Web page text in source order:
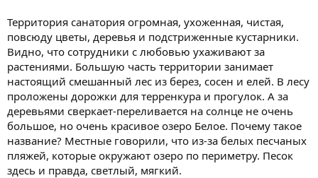
Территория санатория огромная, ухоженная, чистая,
повсюду цветы, деревья и подстриженные кустарники.
Видно, что сотрудники с любовью ухаживают за
растениями. Большую часть территории занимает
настоящий смешанный лес из берез, сосен и елей. В лесу
проложены дорожки для терренкура и прогулок. А за
деревьями сверкает-переливается на солнце не очень
большое, но очень красивое озеро Белое. Почему такое
название? Местные говорили, что из-за белых песчаных
пляжей, которые окружают озеро по периметру. Песок
здесь и правда, светлый, мягкий.